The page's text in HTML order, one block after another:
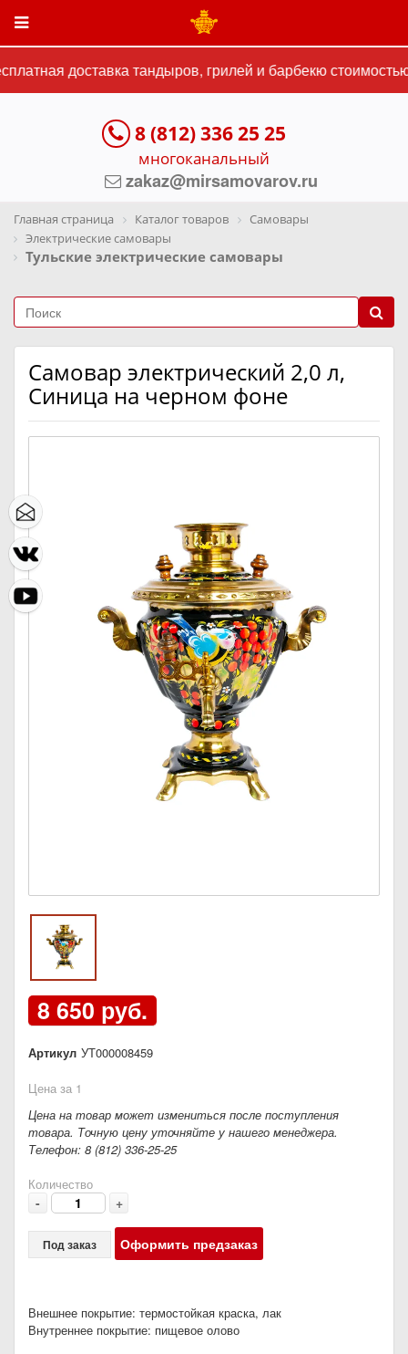
доставка тандыров, грилей и барбекю
8 (812) 336 25 25
многоканальный
zakaz@mirsamovarov.ru
Главная страница Каталог товаров
Самовары
Электрические самовары
Тульские электрические самовары
Самовар электрический 2,0 л,
Синица на черном фоне
8 650 руб.
Артикул УТ000008459
Цена за 1
Цена на товар может измениться после поступления
товара. Точную цену уточняйте у нашего менеджера.
Телефон: 8 (812) 336-25-25
Количество
- +
Под заказ Оформить предзаказ
Внешнее покрытие: термостойкая краска, лак
Внутреннее покрытие: пищевое олово